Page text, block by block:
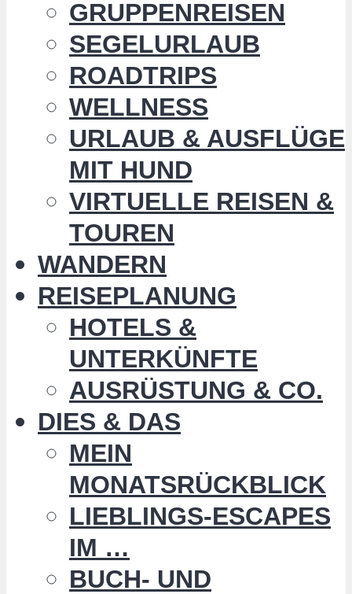
GRUPPENREISEN
SEGELURLAUB
ROADTRIPS
WELLNESS
URLAUB & AUSFLÜGE
MIT HUND
VIRTUELLE REISEN &
TOUREN
WANDERN
REISEPLANUNG
HOTELS &
UNTERKÜNFTE
AUSRÜSTUNG & CO.
DIES & DAS
MEIN
MONATSRÜCKBLICK
LIEBLINGS-ESCAPES
IM …
BUCH- UND